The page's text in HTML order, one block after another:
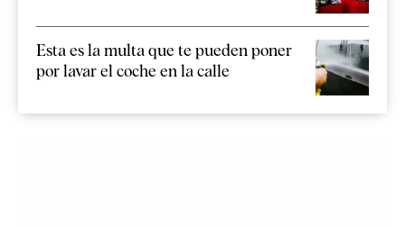
Esta es la multa que te pueden poner
por lavar el coche en la calle